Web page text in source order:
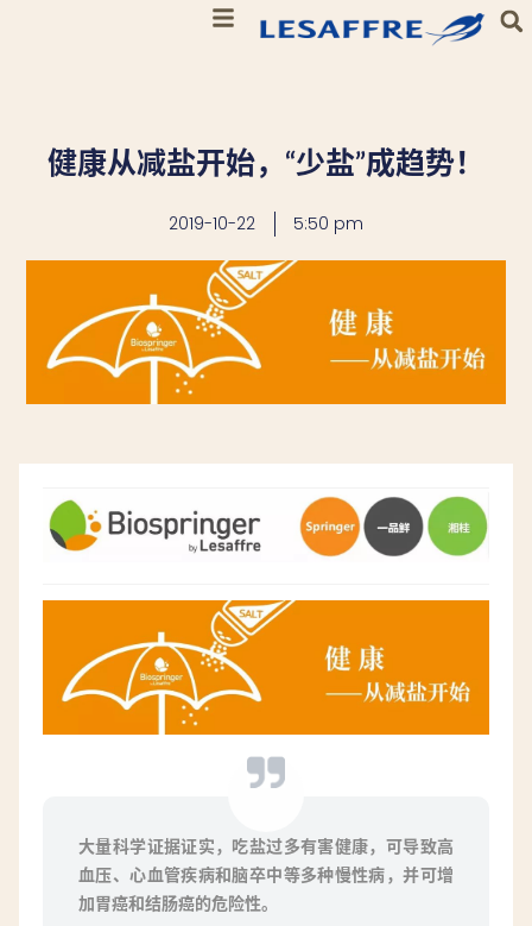
健康从减盐开始，“少盐”成趋势！
2019-10-22 5:50 pm
大量科学证据证实，吃盐过多有害健康，可导致高
血压、心血管疾病和脑卒中等多种慢性病，并可增
加胃癌和结肠癌的危险性。